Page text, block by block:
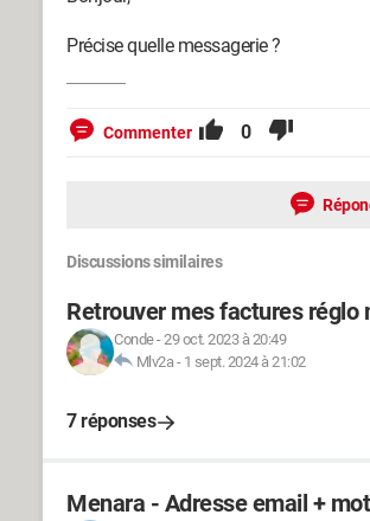
Précise quelle messagerie ?
Commenter 0
Discussions similaires
Retrouver mes factures réglo
Conde-29 oct. 2023 à 20:49
Mlv2a- 1 sept. 2024 à 21:02
7 réponses
Menara - Adresse email +